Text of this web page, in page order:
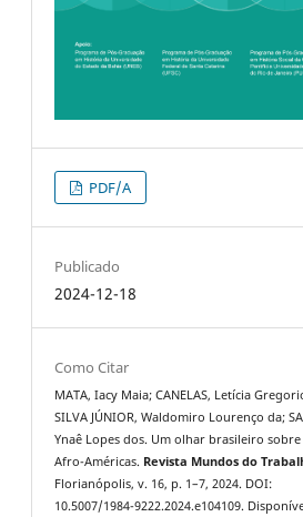
PDF/A
Publicado
2024-12-18
Como Citar
MATA, Iacy Maia; CANELAS, Letícia
SILVA JÚNIOR, Waldomiro Lourenço da;
Ynaê Lopes dos. Um olhar brasileiro sobre
Afro-Américas. Revista Mundos do
Florianópolis, v. 16, p. 1–7, 2024. DOI:
10.5007/1984-9222.2024.e104109.